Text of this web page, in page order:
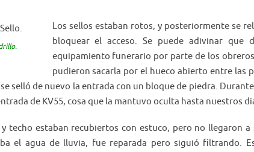
Los sellos estaban rotos, y posteriormente se
bloquear el acceso. Se puede adivinar
equipamiento funerario por parte de los
pudieron sacarla por el hueco abierto entre las
selló de nuevo la entrada con un bloque de piedra.
de KV55, cosa que la mantuvo oculta hasta nuestros
y techo estaban recubiertos con estuco, pero no llegaron
el agua de lluvia, fue reparada pero siguió filtrando.